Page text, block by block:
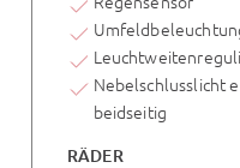
Nebelschlusslicht
beidseitig
RÄDER